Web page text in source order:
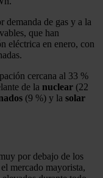
demanda de gas y a la
que han
eléctrica en enero, con
cercana al 33 %
de la nuclear (22
(9 %) y la solar
por debajo de los
mercado mayorista,